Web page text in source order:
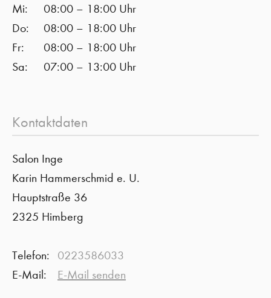
Mi:
08:00 – 18:00 Uhr
Do:
08:00 – 18:00 Uhr
Fr:
08:00 – 18:00 Uhr
Sa:
07:00 – 13:00 Uhr
Kontaktdaten
Salon Inge
Karin Hammerschmid e. U.
Hauptstraße 36
2325 Himberg
Telefon:
0223586033
E-Mail:
E-Mail senden